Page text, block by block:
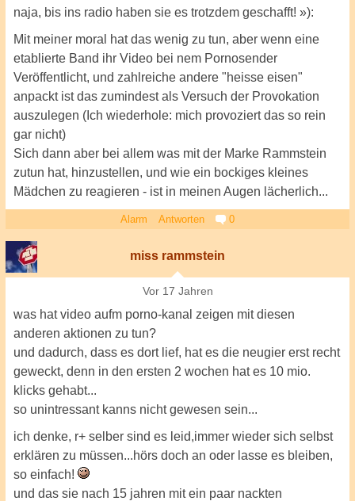
naja, bis ins radio haben sie es trotzdem geschafft! »):
Mit meiner moral hat das wenig zu tun, aber wenn eine
etablierte Band ihr Video bei nem Pornosender
Veröffentlicht, und zahlreiche andere "heisse eisen"
anpackt ist das zumindest als Versuch der Provokation
auszulegen (Ich wiederhole: mich provoziert das so rein
gar nicht)
Sich dann aber bei allem was mit der Marke Rammstein
zutun hat, hinzustellen, und wie ein bockiges kleines
Mädchen zu reagieren - ist in meinen Augen lächerlich...
Alarm Antworten 0
miss rammstein
Vor 17 Jahren
was hat video aufm porno-kanal zeigen mit diesen
anderen aktionen zu tun?
und dadurch, dass es dort lief, hat es die neugier erst recht
geweckt, denn in den ersten 2 wochen hat es 10 mio.
klicks gehabt...
so unintressant kanns nicht gewesen sein...
ich denke, r+ selber sind es leid,immer wieder sich selbst
erklären zu müssen...hörs doch an oder lasse es bleiben,
so einfach!
und das sie nach 15 jahren mit ein paar nackten